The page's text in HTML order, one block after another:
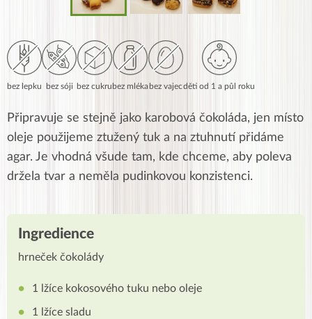
bez lepku bez sóji bez cukrubez mlékabez vajecděti od 1 a půl roku
Připravuje se stejně jako karobová čokoláda, jen místo
oleje použijeme ztužený tuk a na ztuhnutí přidáme
agar. Je vhodná všude tam, kde chceme, aby poleva
držela tvar a neměla pudinkovou konzistenci.
Ingredience
hrneček čokolády
1 lžíce kokosového tuku nebo oleje
1 lžíce sladu